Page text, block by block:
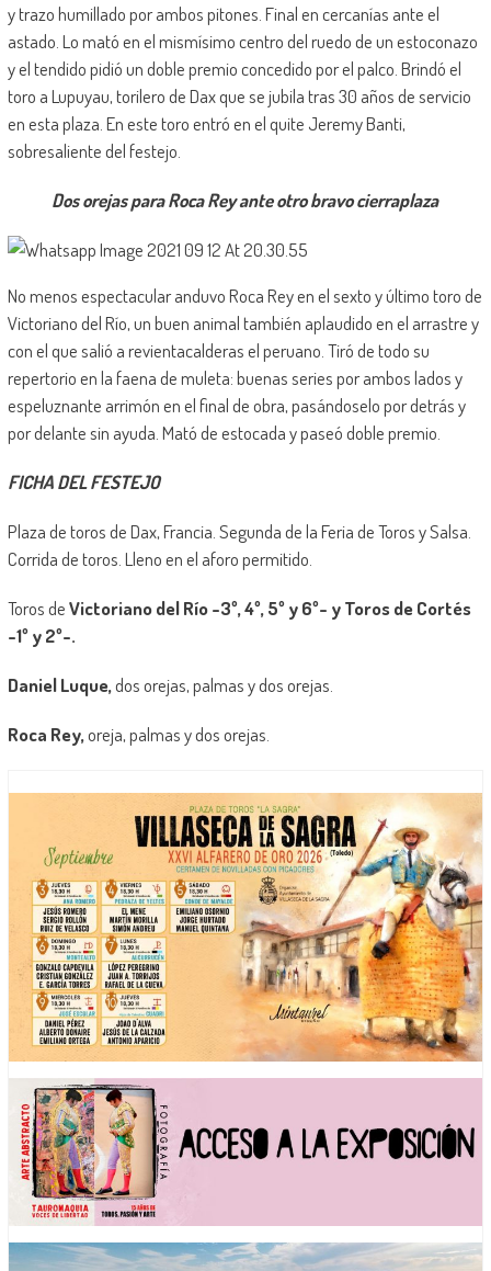
y trazo humillado por ambos pitones. Final en cercanías ante el
astado. Lo mató en el mismísimo centro del ruedo de un estoconazo
y el tendido pidió un doble premio concedido por el palco. Brindó el
toro a Lupuyau, torilero de Dax que se jubila tras 30 años de servicio
en esta plaza. En este toro entró en el quite Jeremy Banti,
sobresaliente del festejo.
Dos orejas para Roca Rey ante otro bravo cierraplaza
No menos espectacular anduvo Roca Rey en el sexto y último toro de
Victoriano del Río, un buen animal también aplaudido en el arrastre y
con el que salió a revientacalderas el peruano. Tiró de todo su
repertorio en la faena de muleta: buenas series por ambos lados y
espeluznante arrimón en el final de obra, pasándoselo por detrás y
por delante sin ayuda. Mató de estocada y paseó doble premio.
FICHA DEL FESTEJO
Plaza de toros de Dax, Francia. Segunda de la Feria de Toros y Salsa.
Corrida de toros. Lleno en el aforo permitido.
Toros deVictoriano del Río -3º, 4º, 5º y 6º- y Toros de Cortés
-1º y 2º-.
Daniel Luque,dos orejas, palmas y dos orejas.
Roca Rey,oreja, palmas y dos orejas.